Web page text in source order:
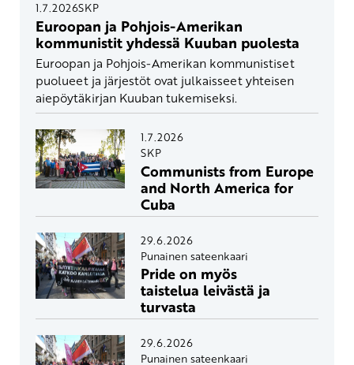
1.7.2026SKP
Euroopan ja Pohjois-Amerikan
kommunistit yhdessä Kuuban puolesta
Euroopan ja Pohjois-Amerikan kommunistiset
puolueet ja järjestöt ovat julkaisseet yhteisen
aiepöytäkirjan Kuuban tukemiseksi.
1.7.2026
SKP
Communists from Europe
and North America for
Cuba
29.6.2026
Punainen sateenkaari
Pride on myös
taistelua leivästä ja
turvasta
29.6.2026
Punainen sateenkaari